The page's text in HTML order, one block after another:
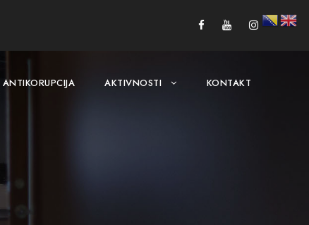
ANTIKORUPCIJA AKTIVNOSTI KONTAKT